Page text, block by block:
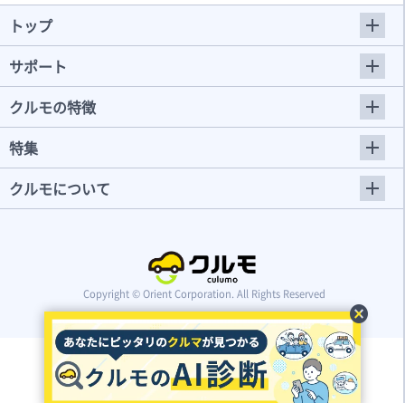
cancel
トップ
サポート
クルモの特徴
特集
クルモについて
Copyright © Orient Corporation. All Rights Reserved